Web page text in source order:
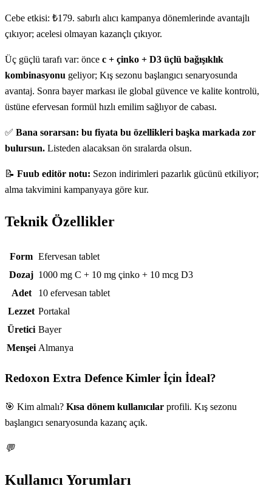
Cebe etkisi: ₺179. sabırlı alıcı kampanya dönemlerinde avantajlı
çıkıyor; acelesi olmayan kazançlı çıkıyor.
Üç güçlü tarafı var: önce c + çinko + D3 üçlü bağışıklık
kombinasyonu geliyor; Kış sezonu başlangıcı senaryosunda
avantaj. Sonra bayer markası ile global güvence ve kalite kontrolü,
üstüne efervesan formül hızlı emilim sağlıyor de cabası.
✅ Bana sorarsan: bu fiyata bu özellikleri başka markada zor
bulursun. Listeden alacaksan ön sıralarda olsun.
📝 Fuub editör notu: Sezon indirimleri pazarlık gücünü etkiliyor;
alma takvimini kampanyaya göre kur.
Teknik Özellikler
Teknik özellikler
Form Efervesan tablet
Dozaj 1000 mg C + 10 mg çinko + 10 mcg D3
Adet
10 efervesan tablet
Lezzet Portakal
Üretici Bayer
Menşei Almanya
Redoxon Extra Defence Kimler İçin İdeal?
🎯 Kim almalı? Kısa dönem kullanıcılar profili. Kış sezonu
başlangıcı senaryosunda kazanç açık.
💬
Kullanıcı Yorumları